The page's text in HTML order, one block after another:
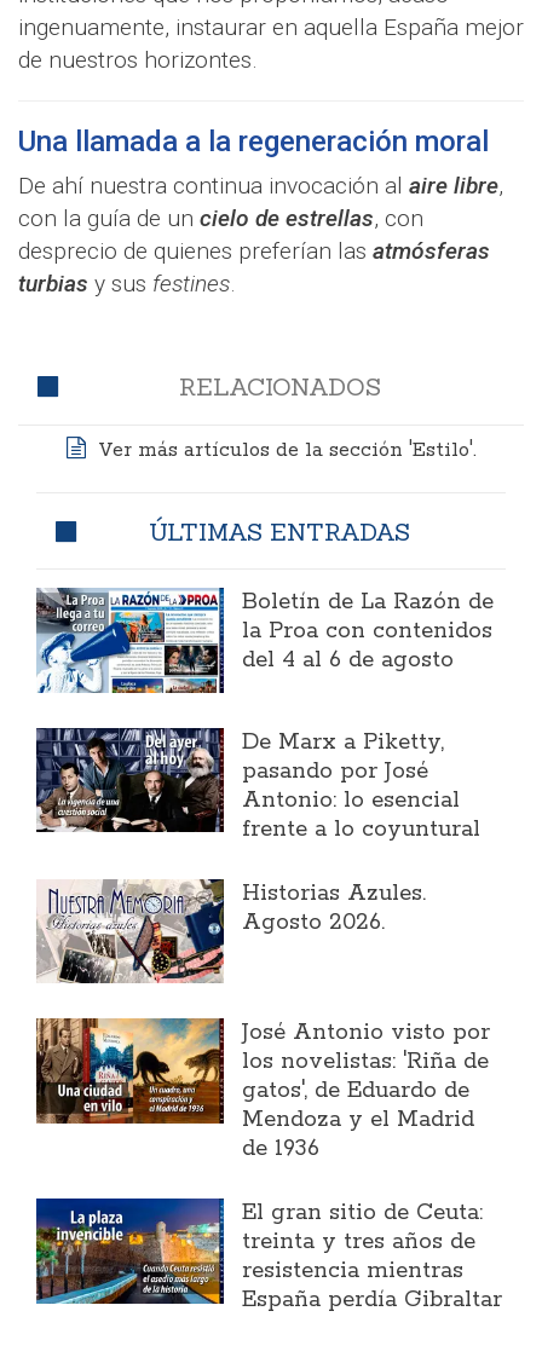
ingenuamente, instaurar en aquella España mejor
de nuestros horizontes.
Una llamada a la regeneración moral
De ahí nuestra continua invocación al aire libre,
con la guía de un cielo de estrellas, con
desprecio de quienes preferían las atmósferas
turbias y sus festines.
RELACIONADOS
Ver más artículos de la sección 'Estilo'.
ÚLTIMAS ENTRADAS
Boletín de La Razón de
la Proa con contenidos
del 4 al 6 de agosto
​De Marx a Piketty,
pasando por José
Antonio: lo esencial
frente a lo coyuntural
Historias Azules.
Agosto 2026.
José Antonio visto por
los novelistas: 'Riña de
gatos', de Eduardo de
Mendoza y el Madrid
de 1936
El gran sitio de Ceuta:
treinta y tres años de
resistencia mientras
España perdía Gibraltar